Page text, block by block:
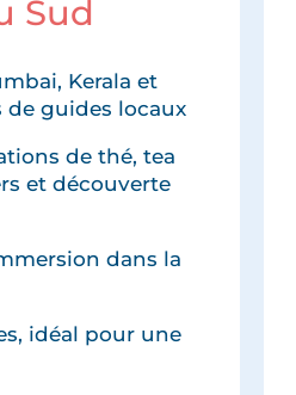
Sud
Kerala et
de guides locaux
de thé, tea
et découverte
dans la
idéal pour une